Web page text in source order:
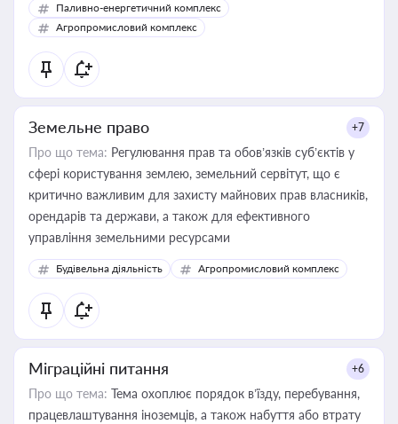
Паливно-енергетичний комплекс
Агропромисловий комплекс
Земельне право +7
Про що тема: Регулювання прав та обов’язків суб’єктів у
сфері користування землею, земельний сервітут, що є
критично важливим для захисту майнових прав власників,
орендарів та держави, а також для ефективного
управління земельними ресурсами
Будівельна діяльність Агропромисловий комплекс
Міграційні питання +6
Про що тема: Тема охоплює порядок в’їзду, перебування,
працевлаштування іноземців, а також набуття або втрату